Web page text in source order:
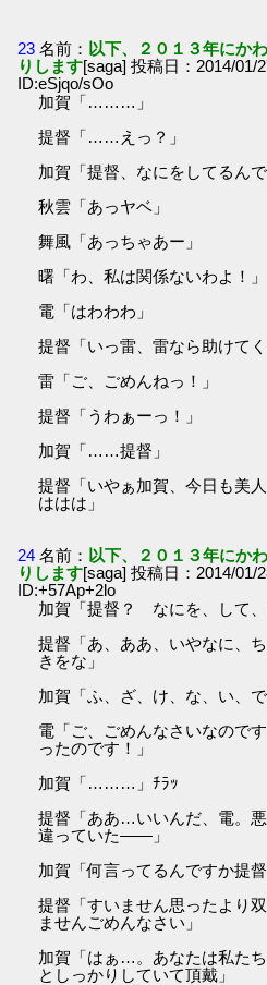
23 名前： 以下、２０１３年にか
りします[saga] 投稿日：2014/01/
ID:eSjqo/sOo
加賀「………」
提督「……えっ？」
加賀「提督、なにをしてるんで
秋雲「あっヤベ」
舞風「あっちゃあー」
曙「わ、私は関係ないわよ！」
電「はわわわ」
提督「いっ雷、雷なら助けてく
雷「ご、ごめんねっ！」
提督「うわぁーっ！」
加賀「……提督」
提督「いやぁ加賀、今日も美
ははは」
24 名前： 以下、２０１３年にか
りします[saga] 投稿日：2014/01/
ID:+57Ap+2lo
加賀「提督？ なにを、して、
提督「あ、ああ、いやなに、
きをな」
加賀「ふ、ざ、け、な、い、
電「ご、ごめんなさいなので
ったのです！」
加賀「………」ﾁﾗｯ
提督「ああ…いいんだ、電。
違っていた――」
加賀「何言ってるんですか提督
提督「すいません思ったより
ませんごめんなさい」
加賀「はぁ…。あなたは私た
としっかりしていて頂戴」